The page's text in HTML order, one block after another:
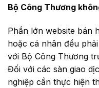
Bộ Công Thương
Phần lớn website bán
hoặc cá nhân đều
với Bộ Công Thương
Đối với các sàn giao
nghiệp cần thực hiện